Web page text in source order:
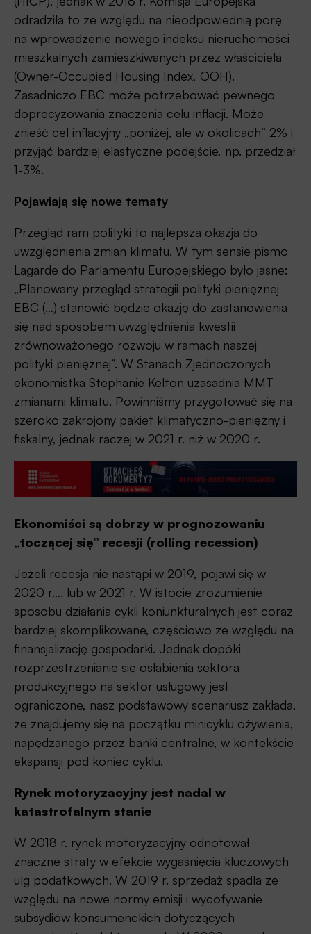
odradziła to ze względu na nieodpowiednią porę
na wprowadzenie nowego indeksu nieruchomości
mieszkalnych zamieszkiwanych przez właściciela
(Owner-Occupied Housing Index, OOH).
Zasadniczo EBC może potrzebować pewnego
doprecyzowania znaczenia celu inflacji. Może
znieść cel inflacyjny „poniżej, ale w okolicach” 2% i
przyjąć bardziej elastyczne podejście, np. przedział
1-3%.
Pojawiają się nowe tematy
Przegląd ram polityki to najlepsza okazja do
uwzględnienia zmian klimatu. W tym sensie pismo
Lagarde do Parlamentu Europejskiego było jasne:
„Planowany przegląd strategii polityki pieniężnej
EBC (…) stanowić będzie okazję do zastanowienia
się nad sposobem uwzględnienia kwestii
zrównoważonego rozwoju w ramach naszej
polityki pieniężnej”. W Stanach Zjednoczonych
ekonomistka Stephanie Kelton uzasadnia MMT
zmianami klimatu. Powinniśmy przygotować się na
szeroko zakrojony pakiet klimatyczno-pieniężny i
fiskalny, jednak raczej w 2021 r. niż w 2020 r.
Ekonomiści są dobrzy w prognozowaniu
„toczącej się” recesji (rolling recession)
Jeżeli recesja nie nastąpi w 2019, pojawi się w
2020 r…. lub w 2021 r. W istocie zrozumienie
sposobu działania cykli koniunkturalnych jest coraz
bardziej skomplikowane, częściowo ze względu na
finansjalizację gospodarki. Jednak dopóki
rozprzestrzenianie się osłabienia sektora
produkcyjnego na sektor usługowy jest
ograniczone, nasz podstawowy scenariusz zakłada,
że znajdujemy się na początku minicyklu ożywienia,
napędzanego przez banki centralne, w kontekście
ekspansji pod koniec cyklu.
Rynek motoryzacyjny jest nadal w
katastrofalnym stanie
W 2018 r. rynek motoryzacyjny odnotował
znaczne straty w efekcie wygaśnięcia kluczowych
ulg podatkowych. W 2019 r. sprzedaż spadła ze
względu na nowe normy emisji i wycofywanie
subsydiów konsumenckich dotyczących